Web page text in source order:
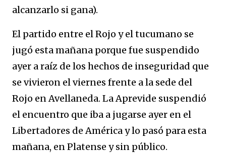
alcanzarlo si gana).
El partido entre el Rojo y el tucumano se
jugó esta mañana porque fue suspendido
ayer a raíz de los hechos de inseguridad que
se vivieron el viernes frente a la sede del
Rojo en Avellaneda. La Aprevide suspendió
el encuentro que iba a jugarse ayer en el
Libertadores de América y lo pasó para esta
mañana, en Platense y sin público.